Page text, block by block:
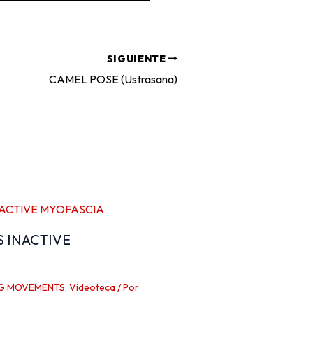
SIGUIENTE
CAMEL POSE (Ustrasana)
INACTIVE
MOVEMENTS, Videoteca/ Por